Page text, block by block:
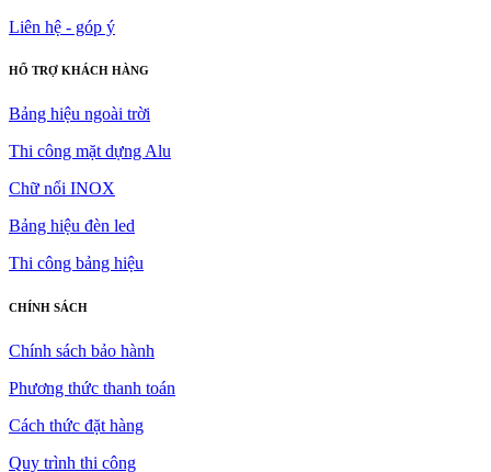
Liên hệ - góp ý
HỔ TRỢ KHÁCH HÀNG
Bảng hiệu ngoài trời
Thi công mặt dựng Alu
Chữ nổi INOX
Bảng hiệu đèn led
Thi công bảng hiệu
CHÍNH SÁCH
Chính sách bảo hành
Phương thức thanh toán
Cách thức đặt hàng
Quy trình thi công